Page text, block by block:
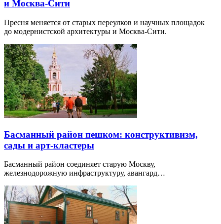
и Москва-Сити
Пресня меняется от старых переулков и научных площадок
до модернистской архитектуры и Москва-Сити.
Басманный район пешком: конструктивизм,
сады и арт-кластеры
Басманный район соединяет старую Москву,
железнодорожную инфраструктуру, авангард…